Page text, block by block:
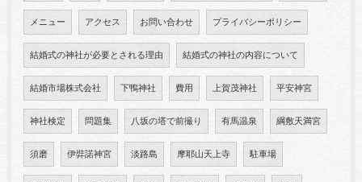
メニュー アクセス お問い合わせ プライバシーポリシー
結婚式の神社が必要とされる理由 結婚式の神社の内容について
結婚市場株式会社 下鴨神社 費用 上賀茂神社 平安神宮
神社検定 問題集 八坂の塔で前撮り 有馬温泉 綱敷天満宮
須磨 伊弉諾神宮 淡路島 摩耶山天上寺 駐車場